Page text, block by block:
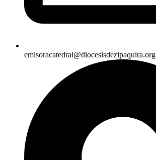
emisoracatedral@diocesisdezipaquira.org